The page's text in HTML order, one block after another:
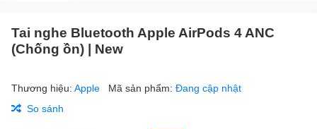
Tai nghe Bluetooth Apple AirPods 4 ANC
(Chống ồn) | New
Thương hiệu: Apple Mã sản phẩm: Đang cập nhật
So sánh